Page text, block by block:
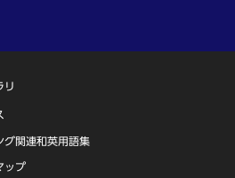
リ
グ関連和英用語集
ップ